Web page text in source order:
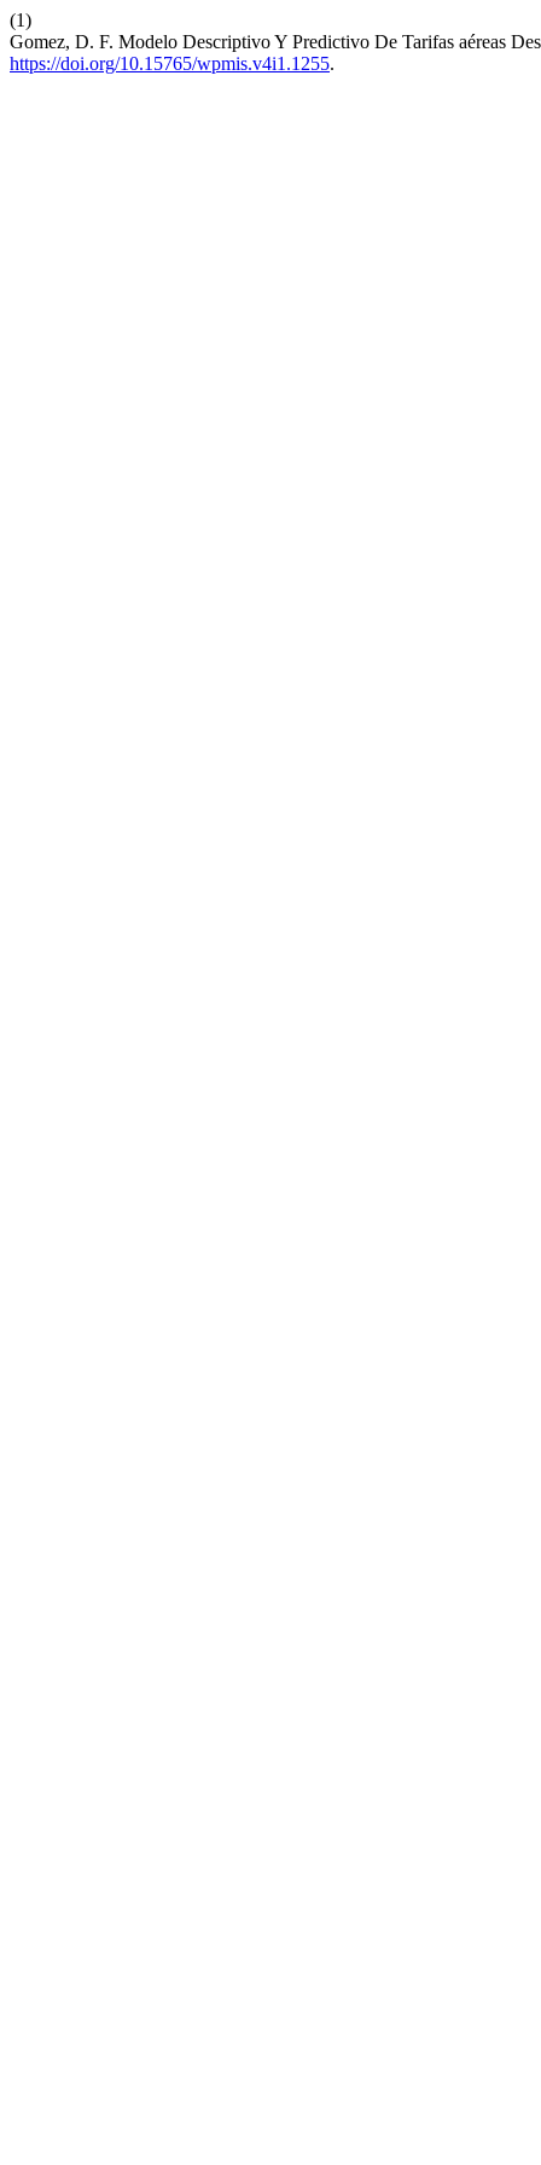
(1)
Gomez, D. F. Modelo Descriptivo Y Predictivo De Tarifas aéreas
https://doi.org/10.15765/wpmis.v4i1.1255.